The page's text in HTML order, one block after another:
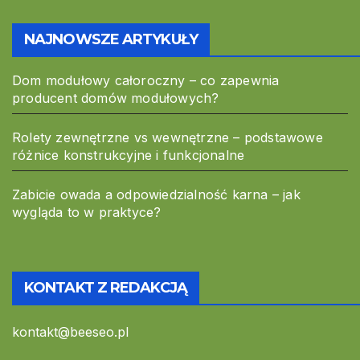
NAJNOWSZE ARTYKUŁY
Dom modułowy całoroczny – co zapewnia
producent domów modułowych?
Rolety zewnętrzne vs wewnętrzne – podstawowe
różnice konstrukcyjne i funkcjonalne
Zabicie owada a odpowiedzialność karna – jak
wygląda to w praktyce?
KONTAKT Z REDAKCJĄ
kontakt@beeseo.pl